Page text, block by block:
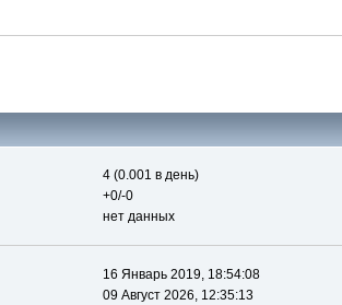
4 (0.001 в день)
+0/-0
нет данных
16 Январь 2019, 18:54:08
09 Август 2026, 12:35:13